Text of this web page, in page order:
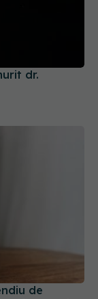
dr.
de
de